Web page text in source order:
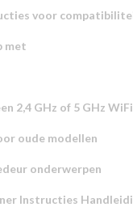
voor
met
2,4 GHz of 5 GHz
oude modellen
onderwerpen
Instructies